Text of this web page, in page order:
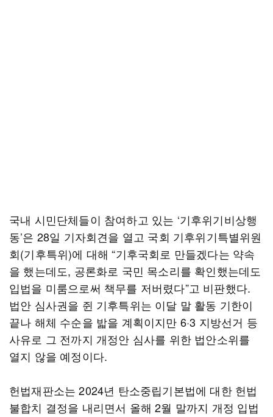
국내 시민단체들이 참여하고 있는 ‘기후위기비상행
동’은 28일 기자회견을 열고 국회 기후위기특별위원
회(기후특위)에 대해 “기후국회로 만들겠다는 약속
을 했는데도, 공론화로 국민 목소리를 확인했는데도
입법을 미룸으로써 책무를 저버렸다”고 비판했다.
법안 심사권을 쥔 기후특위는 이달 말 활동 기한이
끝나 해체 수순을 밟을 계획이지만 6·3 지방선거 등
사유로 그 전까지 개정안 심사를 위한 법안소위를
열지 않을 예정이다.
헌법재판소는 2024년 탄소중립기본법에 대한 헌법
불합치 결정을 내리면서 올해 2월 말까지 개정 입법